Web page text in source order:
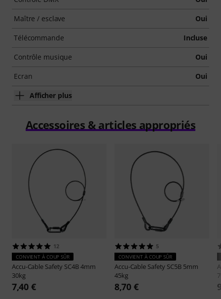
Maître / esclave Oui
Télécommande Incluse
Contrôle musique Oui
Ecran Oui
Afficher plus
Accessoires & articles appropriés
12
CONVIENT À COUP SÛR
Accu-Cable Safety SC4B 4mm
30kg
7,40 €
5
CONVIENT À COUP SÛR
Accu-Cable Safety SC5B 5mm
45kg
8,70 €